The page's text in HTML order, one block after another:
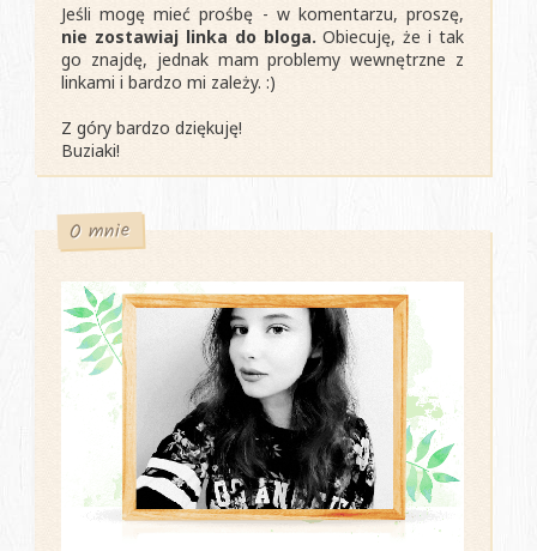
Jeśli mogę mieć prośbę - w komentarzu, proszę,
nie zostawiaj linka do bloga. Obiecuję, że i tak
go znajdę, jednak mam problemy wewnętrzne z
linkami i bardzo mi zależy. :)
Z góry bardzo dziękuję!
Buziaki!
O mnie